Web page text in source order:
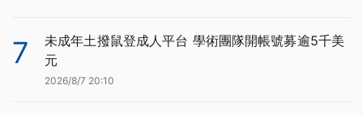
7
未成年土撥鼠登成人平台 學術團隊開帳號募逾5千美
元
2026/8/7 20:10